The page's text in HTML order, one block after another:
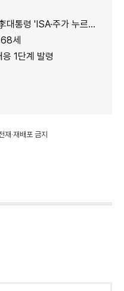
기' 재검토…與 "환영" 野 "졸속 국정" 外
세
1단계 발령
·재배포 금지